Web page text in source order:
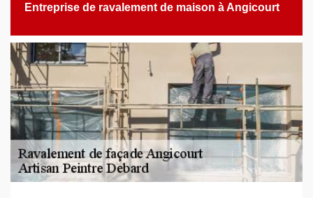
Entreprise de ravalement de maison à Angicourt